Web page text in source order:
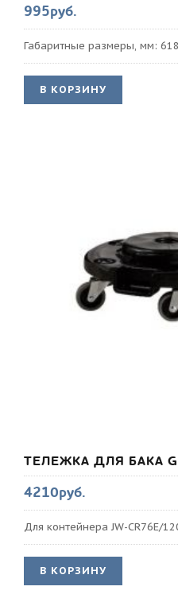
995руб.
Габаритные размеры, мм:
В КОРЗИНУ
ТЕЛЕЖКА ДЛЯ БАКА
4210руб.
Для контейнера JW-CR76E/
В КОРЗИНУ